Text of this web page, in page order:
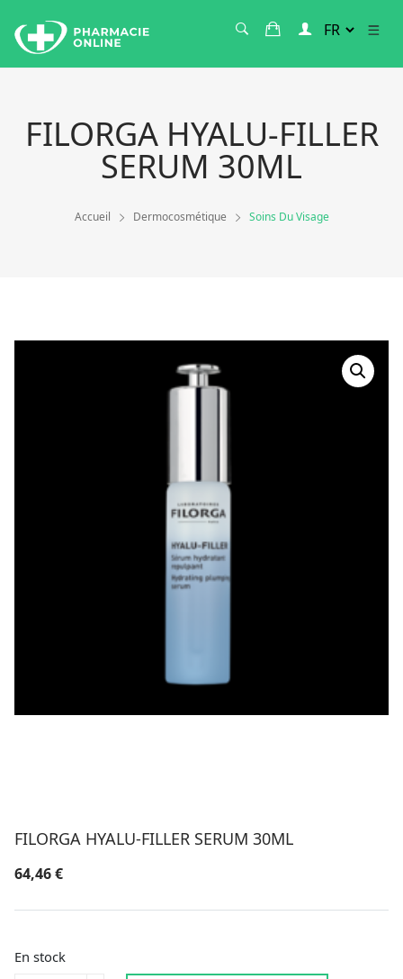
FILORGA HYALU-FILLER
SERUM 30ML
Accueil Dermocosmétique Soins Du Visage
FILORGA HYALU-FILLER SERUM 30ML
64,46€
En stock